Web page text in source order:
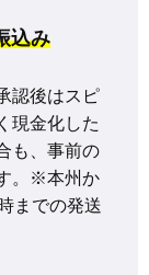
込み
認後はスピ
現金化した
も、事前の
。※本州か
までの発送